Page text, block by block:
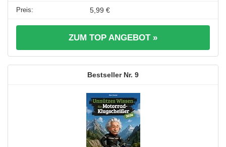
5,99 €
ZUM TOP ANGEBOT »
9